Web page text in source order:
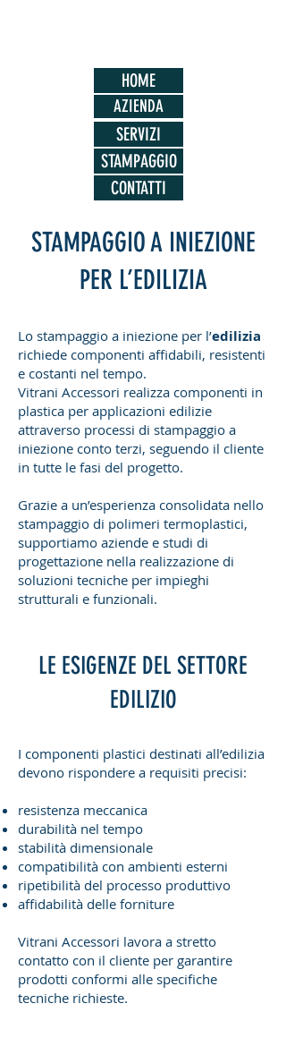
HOME
AZIENDA
SERVIZI
STAMPAGGIO
CONTATTI
STAMPAGGIO A INIEZIONE
PER L’EDILIZIA
Lo stampaggio a iniezione per l’edilizia
richiede componenti affidabili, resistenti
e costanti nel tempo.
Vitrani Accessori realizza componenti in
plastica per applicazioni edilizie
attraverso processi di stampaggio a
iniezione conto terzi, seguendo il cliente
in tutte le fasi del progetto.
Grazie a un’esperienza consolidata nello
stampaggio di polimeri termoplastici,
supportiamo aziende e studi di
progettazione nella realizzazione di
soluzioni tecniche per impieghi
strutturali e funzionali.
LE ESIGENZE DEL SETTORE
EDILIZIO
I componenti plastici destinati all’edilizia
devono rispondere a requisiti precisi:
resistenza meccanica
durabilità nel tempo
stabilità dimensionale
compatibilità con ambienti esterni
ripetibilità del processo produttivo
affidabilità delle forniture
Vitrani Accessori lavora a stretto
contatto con il cliente per garantire
prodotti conformi alle specifiche
tecniche richieste.